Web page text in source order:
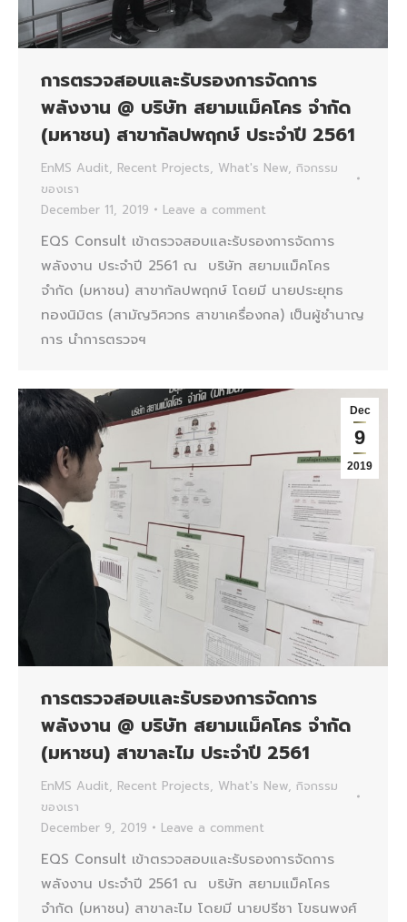
การตรวจสอบและรับรองการจัดการ
พลังงาน @ บริษัท สยามแม็คโคร จำกัด
(มหาชน) สาขากัลปพฤกษ์ ประจำปี 2561
EnMS Audit, Recent Projects, What's New, กิจกรรม
ของเรา
December 11, 2019
Leave a comment
EQS Consult เข้าตรวจสอบและรับรองการจัดการ
พลังงาน ประจำปี 2561 ณ บริษัท สยามแม็คโคร
จำกัด (มหาชน) สาขากัลปพฤกษ์ โดยมี นายประยุทธ
ทองนิมิตร (สามัญวิศวกร สาขาเครื่องกล) เป็นผู้ชำนาญ
การ นำการตรวจฯ
Dec
9
2019
การตรวจสอบและรับรองการจัดการ
พลังงาน @ บริษัท สยามแม็คโคร จำกัด
(มหาชน) สาขาละไม ประจำปี 2561
EnMS Audit, Recent Projects, What's New, กิจกรรม
ของเรา
December 9, 2019
Leave a comment
EQS Consult เข้าตรวจสอบและรับรองการจัดการ
พลังงาน ประจำปี 2561 ณ บริษัท สยามแม็คโคร
จำกัด (มหาชน) สาขาละไม โดยมี นายปรีชา โขธนพงศ์